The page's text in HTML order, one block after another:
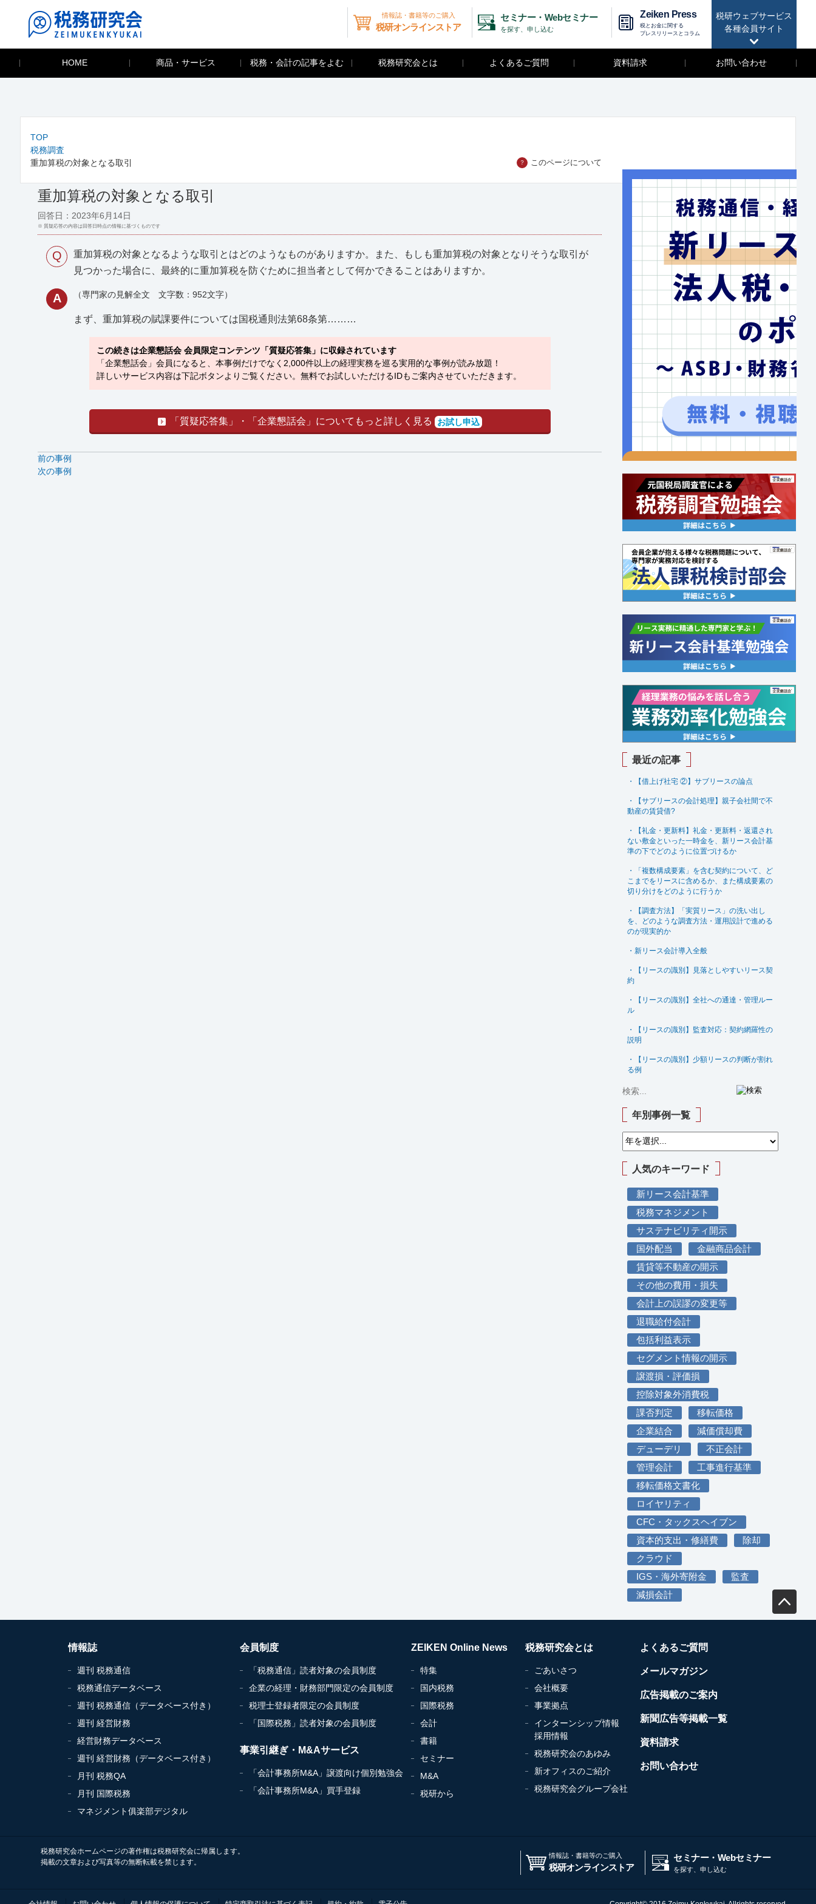
税研ウェブサービス
各種会員サイト
情報誌・書籍等のご購入
税研オンラインストア
セミナー・Webセミナー
を探す、申し込む
Zeiken Press
税とお金に関する
プレスリリースとコラム
HOME 商品・サービス 税務・会計の記事をよむ 税務研究会とは よくあるご質問 資料請求 お問い合わせ
TOP
税務調査
重加算税の対象となる取引
？ このページについて
重加算税の対象となる取引
回答日：2023年6月14日
※ 質疑応答の内容は回答日時点の情報に基づくものです
Q
重加算税の対象となるような取引とはどのようなものがありますか。また、もしも重加算税の対象となりそうな取引が
見つかった場合に、最終的に重加算税を防ぐために担当者として何かできることはありますか。
A （専門家の見解全文 文字数：952文字）
まず、重加算税の賦課要件については国税通則法第68条第………
この続きは企業懇話会 会員限定コンテンツ「質疑応答集」に収録されています
「企業懇話会」会員になると、本事例だけでなく2,000件以上の経理実務を巡る実用的な事例が読み放題！
詳しいサービス内容は下記ボタンよりご覧ください。無料でお試しいただけるIDもご案内させていただきます。
「質疑応答集」・「企業懇話会」についてもっと詳しく見る お試し申込
前の事例
次の事例
最近の記事
・【借上げ社宅 ②】サブリースの論点
・【サブリースの会計処理】親子会社間で不
動産の賃貸借?
・【礼金・更新料】礼金・更新料・返還され
ない敷金といった一時金を、新リース会計基
準の下でどのように位置づけるか
・「複数構成要素」を含む契約について、ど
こまでをリースに含めるか、また構成要素の
切り分けをどのように行うか
・【調査方法】「実質リース」の洗い出し
を、どのような調査方法・運用設計で進める
のが現実的か
・新リース会計導入全般
・【リースの識別】見落としやすいリース契
約
・【リースの識別】全社への通達・管理ルー
ル
・【リースの識別】監査対応：契約網羅性の
説明
・【リースの識別】少額リースの判断が割れ
る例
年別事例一覧
人気のキーワード
新リース会計基準
税務マネジメント
サステナビリティ開示
国外配当
金融商品会計
賃貸等不動産の開示
その他の費用・損失
会計上の誤謬の変更等
退職給付会計
包括利益表示
セグメント情報の開示
譲渡損・評価損
控除対象外消費税
課否判定
移転価格
企業結合
減価償却費
デューデリ
不正会計
管理会計
工事進行基準
移転価格文書化
ロイヤリティ
CFC・タックスヘイブン
資本的支出・修繕費
除却
クラウド
IGS・海外寄附金
監査
減損会計
情報誌
週刊 税務通信
税務通信データベース
週刊 税務通信（データベース付き）
週刊 経営財務
経営財務データベース
週刊 経営財務（データベース付き）
月刊 税務QA
月刊 国際税務
マネジメント俱楽部デジタル
会員制度
「税務通信」読者対象の会員制度
企業の経理・財務部門限定の会員制度
税理士登録者限定の会員制度
「国際税務」読者対象の会員制度
事業引継ぎ・M&Aサービス
「会計事務所M&A」譲渡向け個別勉強会
「会計事務所M&A」買手登録
ZEIKEN Online News
特集
国内税務
国際税務
会計
書籍
セミナー
M&A
税研から
税務研究会とは
ごあいさつ
会社概要
事業拠点
インターンシップ情報
採用情報
税務研究会のあゆみ
新オフィスのご紹介
税務研究会グループ会社
よくあるご質問
メールマガジン
広告掲載のご案内
新聞広告等掲載一覧
資料請求
お問い合わせ
税務研究会ホームページの著作権は税務研究会に帰属します。
掲載の文章および写真等の無断転載を禁じます。
情報誌・書籍等のご購入
税研オンラインストア
セミナー・Webセミナー
を探す、申し込む